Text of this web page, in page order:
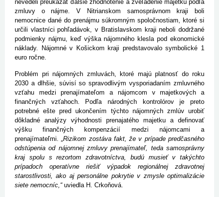
nevedeli preukázať ďalšie zhodnotenie a zveľadenie majetku podľa
zmluvy o nájme. V Nitrianskom samosprávnom kraji boli
nemocnice dané do prenájmu súkromným spoločnostiam, ktoré si
určili vlastníci pohľadávok, v Bratislavskom kraji neboli dodržané
podmienky nájmu, keď výška nájomného klesla pod ekonomické
náklady. Nájomné v Košickom kraji predstavovalo symbolické 1
euro ročne.
Problém pri nájomných zmluvách, ktoré majú platnosť do roku
2030 a dlhšie, súvisí so spravodlivým vysporiadaním zmluvného
vzťahu medzi prenajímateľom a nájomcom v majetkových a
finančných vzťahoch. Podľa národných kontrolórov je preto
potrebné ešte pred ukončením týchto nájomných zmlúv urobiť
dôkladné analýzy výhodnosti prenajatého majetku a definovať
výšku finančných kompenzácií medzi nájomcami a
prenajímateľmi. „Rizikom zostáva fakt, že v prípade predčasného
odstúpenia od nájomnej zmluvy prenajímateľ, teda samosprávny
kraj spolu s rezortom zdravotníctva, budú musieť v takýchto
prípadoch operatívne riešiť výpadok regionálnej zdravotnej
starostlivosti, ako aj personálne pokrytie v zmysle optimalizácie
siete nemocníc,“ uviedla H. Crkoňová.